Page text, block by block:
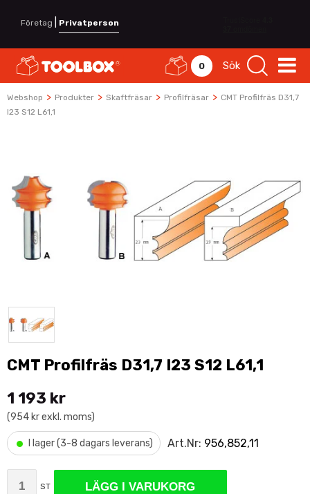
Företag Privatperson
0 Sök
Webshop > Produkter > Skaftfräsar > Profilfräsar > CMT Profilfräs D31,7
I23 S12 L61,1
CMT Profilfräs D31,7 I23 S12 L61,1
1 193 kr
(954 kr exkl. moms)
• I lager (3-8 dagars leverans) Art.Nr: 956,852,11
ST LÄGG I VARUKORG